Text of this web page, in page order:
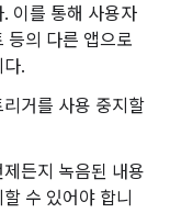
이를 통해 사용자
등의 다른 앱으로
.
거를 사용 중지할
든지 녹음된 내용
수 있어야 합니